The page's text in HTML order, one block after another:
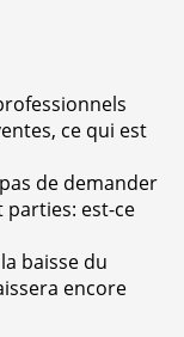
ce qui est
de demander
parties: est-ce
baisse du
encore